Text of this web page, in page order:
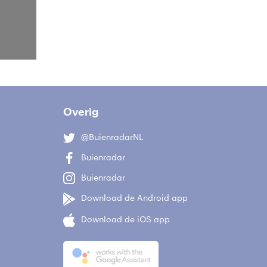
Overig
@BuienradarNL
Buienradar
Buienradar
Download de Android app
Download de iOS app